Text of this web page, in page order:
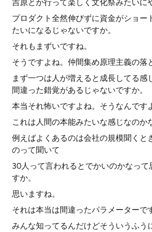
吉原とか行って楽しく文化祭みたいに
プロダクト全然伸びずに資金がショー
たいになるじゃないですか。
それもまずいですね。
そうですよね。仲間集め原理主義の落
まず一つは人が増えると成長してる感
間違った錯覚があるじゃないですか。
本当それ怖いですよね。そうなんです
これは人間の本能みたいな感じなのか
例えばよくあるのは会社の規模聞くと
のって聞いて
30人って言われるとでかいのかなって
すか。
思いますね。
それは本当は間違ったパラメーターで
みんな知ってるんだけどそういうふう